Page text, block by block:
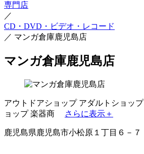
専門店
／
CD・DVD・ビデオ・レコード
／ マンガ倉庫鹿児島店
マンガ倉庫鹿児島店
アウトドアショップ アダルトショップ
ョップ 楽器商 さらに表示＋
鹿児島県鹿児島市小松原１丁目６－７